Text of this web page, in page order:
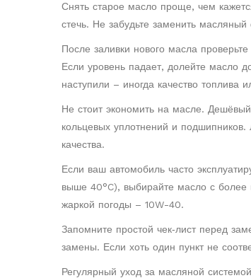
Снять старое масло проще, чем
стечь. Не забудьте заменить
После заливки нового масла
Если уровень падает, долейте масло
наступили – иногда качество топлива
Не стоит экономить на масле.
кольцевых уплотнений и
качества.
Если ваш автомобиль часто
выше 40°C), выбирайте масло с
жаркой погоды – 10W-40.
Запомните простой чек‑лист перед
замены. Если хоть один пункт не
Регулярный уход за масляной